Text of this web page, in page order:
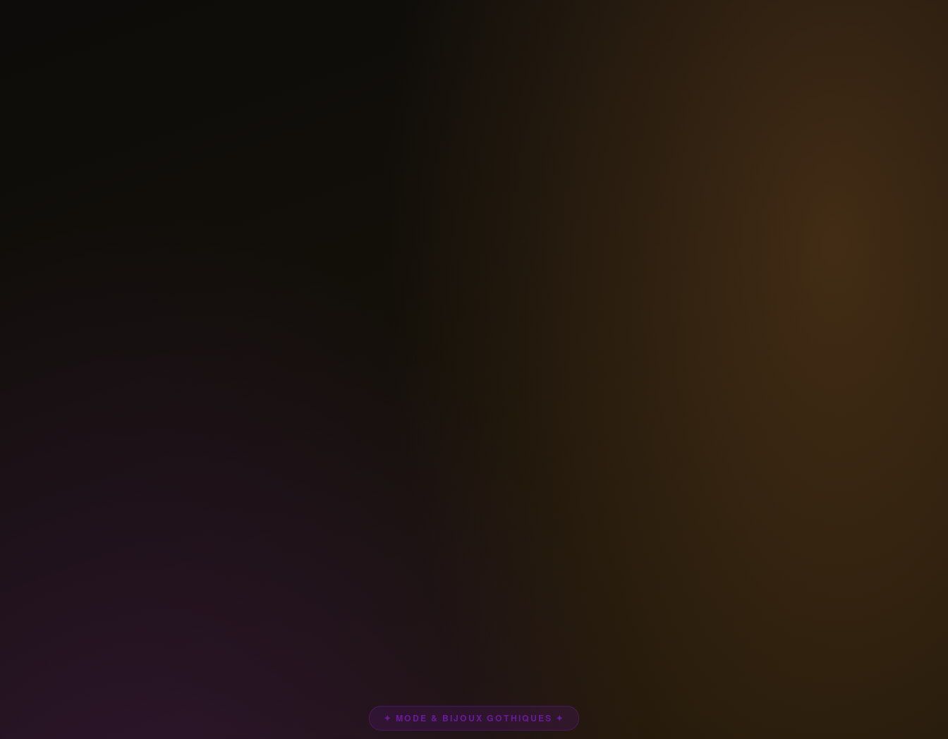
✦ MODE & BIJOUX GOTHIQUES ✦